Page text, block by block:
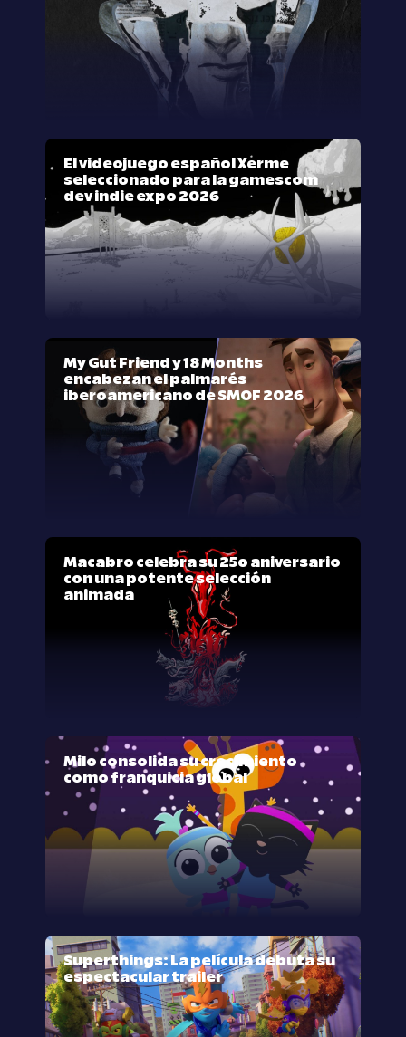
El videojuego español Xerme
seleccionado para la gamescom
dev indie expo 2026
My Gut Friend y 18 Months
encabezan el palmarés
iberoamericano de SMOF 2026
Macabro celebra su 25º aniversario
con una potente selección
animada
Milo consolida su crecimiento
como franquicia global
Superthings: La película debuta su
espectacular trailer